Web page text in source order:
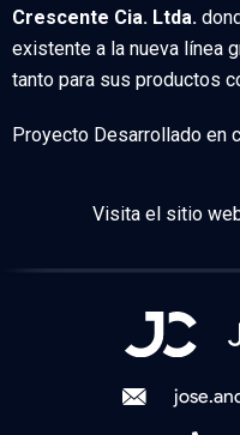
Crescente Cia. Ltda.
existente a la nueva línea
tanto para sus productos
Proyecto Desarrollado en
Visita el sitio